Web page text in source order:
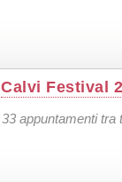
Calvi Festival
33 appuntamenti tra